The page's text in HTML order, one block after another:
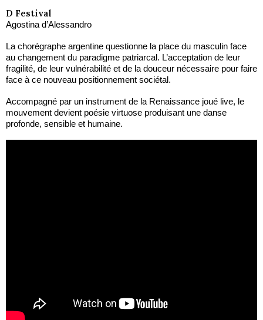
D Festival
Agostina d’Alessandro
La chorégraphe argentine questionne la place du masculin face
au changement du paradigme patriarcal. L’acceptation de leur
fragilité, de leur vulnérabilité et de la douceur nécessaire pour faire
face à ce nouveau positionnement sociétal.
Accompagné par un instrument de la Renaissance joué live, le
mouvement devient poésie virtuose produisant une danse
profonde, sensible et humaine.